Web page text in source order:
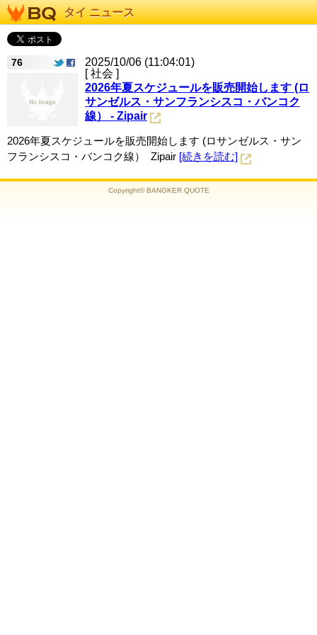
タイ ニュース
76
2025/10/06 (11:04:01)
[ 社会 ]
2026年夏スケジュールを販売開始します (ロ
サンゼルス・サンフランシスコ・バンコク
線） - Zipair
2026年夏スケジュールを販売開始します (ロサンゼルス・サン
フランシスコ・バンコク線） Zipair [続きを読む]
Copyright© BANGKER QUOTE